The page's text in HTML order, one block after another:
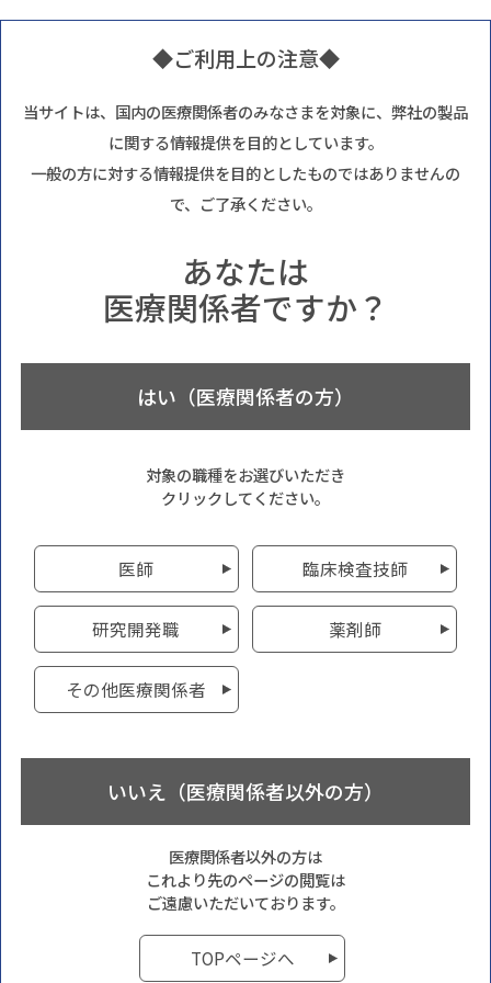
◆ご利用上の注意◆
当サイトは、国内の医療関係者のみなさまを対象に、弊社の製品
に関する情報提供を目的としています。
一般の方に対する情報提供を目的としたものではありませんの
で、ご了承ください。
あなたは
医療関係者ですか？
はい（医療関係者の方）
対象の職種をお選びいただき
クリックしてください。
医師 臨床検査技師
研究開発職 薬剤師
その他医療関係者
いいえ（医療関係者以外の方）
医療関係者以外の方は
これより先のページの閲覧は
ご遠慮いただいております。
TOPページへ